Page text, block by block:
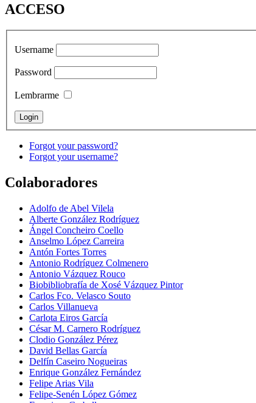
ACCESO
Username
Password
Lembrarme
Forgot your password?
Forgot your username?
Colaboradores
Adolfo de Abel Vilela
Alberte González Rodríguez
Ángel Concheiro Coello
Anselmo López Carreira
Antón Fortes Torres
Antonio Rodríguez Colmenero
Antonio Vázquez Rouco
Biobibliobrafía de Xosé Vázquez Pintor
Carlos Fco. Velasco Souto
Carlos Villanueva
Carlota Eiros García
César M. Carnero Rodríguez
Clodio González Pérez
David Bellas García
Delfín Caseiro Nogueiras
Enrique González Fernández
Felipe Arias Vila
Felipe-Senén López Gómez